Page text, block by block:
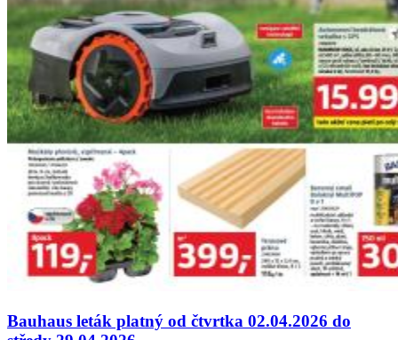
Bauhaus leták platný od čtvrtka 02.04.2026 do